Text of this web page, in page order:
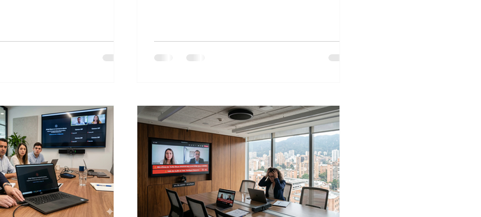
en
Zoom
y las soluciones
resolverlo rápidamente.
Retraso de audio en la
videoconferencia
videoconferencia (cuando escuchas con
delay o el audio no coincide con el
video) es bastante común y suele tener
varias causas. Te dejo una guía clara para
identificarlo y solucionarlo rápido